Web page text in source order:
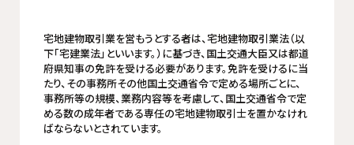
宅地建物取引業を営もうとする者は、宅地建物取引業法（以
下「宅建業法」といいます。）に基づき、国土交通大臣又は都道
府県知事の免許を受ける必要があります。免許を受けるに当
たり、その事務所その他国土交通省令で定める場所ごとに、
事務所等の規模、業務内容等を考慮して、国土交通省令で定
める数の成年者である専任の宅地建物取引士を置かなけれ
ばならないとされています。